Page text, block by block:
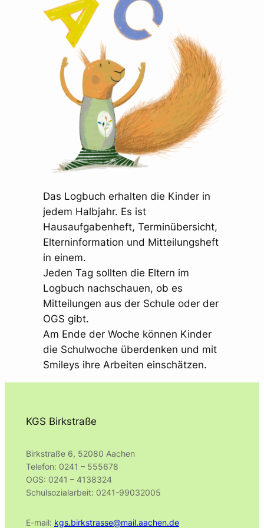
Das Logbuch erhalten die Kinder in
jedem Halbjahr. Es ist
Hausaufgabenheft, Terminübersicht,
Elterninformation und Mitteilungsheft
in einem.
Jeden Tag sollten die Eltern im
Logbuch nachschauen, ob es
Mitteilungen aus der Schule oder der
OGS gibt.
Am Ende der Woche können Kinder
die Schulwoche überdenken und mit
Smileys ihre Arbeiten einschätzen.
KGS Birkstraße
Birkstraße 6, 52080 Aachen
Telefon: 0241 – 555678
OGS: 0241 – 4138324
Schulsozialarbeit: 0241-99032005
E-mail: kgs.birkstrasse@mail.aachen.de